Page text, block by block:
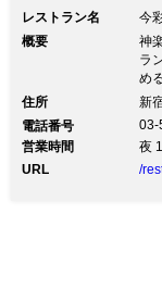
レストラン名
今
概要
神
ラ
め
住所
新
電話番号
03-
営業時間
夜
URL
/